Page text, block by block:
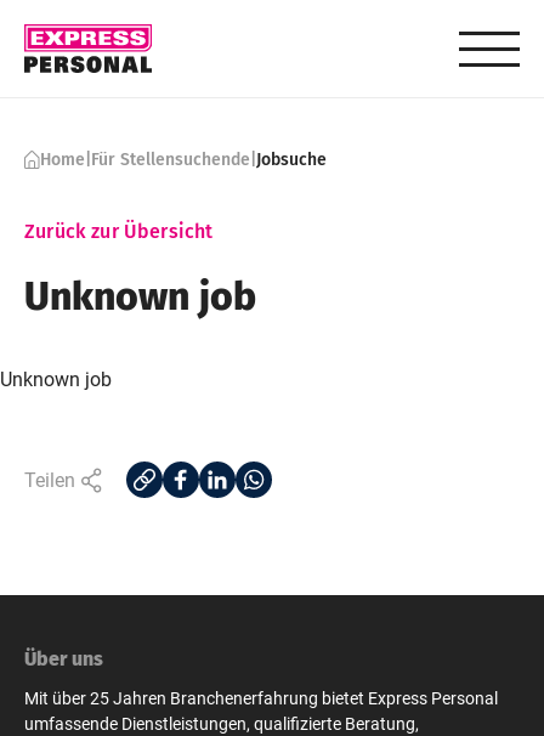
Home|Für Stellensuchende|Jobsuche
Zurück zur Übersicht
Unknown job
Unknown job
Teilen
Über uns
Mit über 25 Jahren Branchenerfahrung bietet Express Personal
umfassende Dienstleistungen, qualifizierte Beratung,